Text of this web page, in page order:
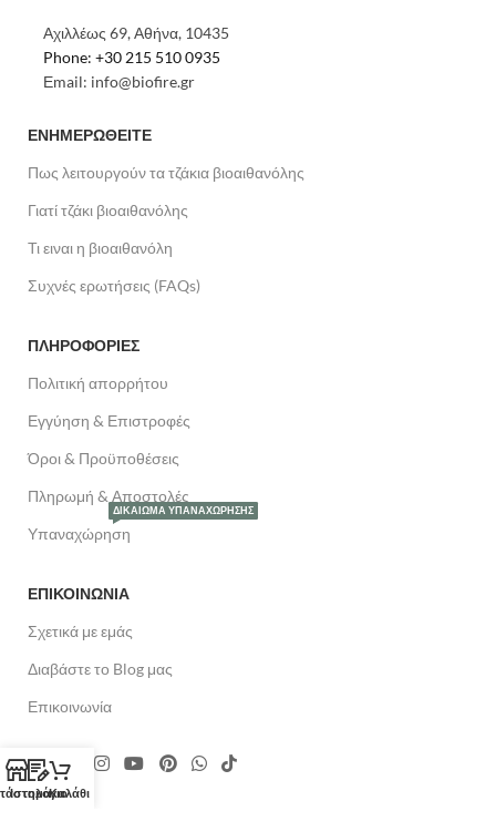
Αχιλλέως 69, Αθήνα, 10435
Phone: +30 215 510 0935
Εmail: info@biofire.gr
ΕΝΗΜΕΡΩΘΕΙΤΕ
Πως λειτουργούν τα τζάκια βιοαιθανόλης
Γιατί τζάκι βιοαιθανόλης
Τι ειναι η βιοαιθανόλη
Συχνές ερωτήσεις (FAQs)
ΠΛΗΡΟΦΟΡΙΕΣ
Πολιτική απορρήτου
Εγγύηση & Επιστροφές
Όροι & Προϋποθέσεις
Πληρωμή & Αποστολές
Υπαναχώρηση
ΔΙΚΑΊΩΜΑ ΥΠΑΝΑΧΏΡΗΣΗΣ
ΕΠΙΚΟΙΝΩΝΙΑ
Σχετικά με εμάς
Διαβάστε το Blog μας
Επικοινωνία
ΙστολόγιοΚαλάθι